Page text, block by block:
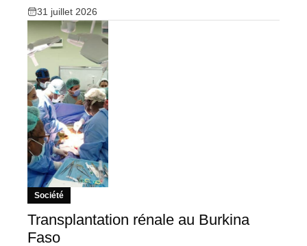
31 juillet 2026
Société
Transplantation rénale au Burkina
Faso